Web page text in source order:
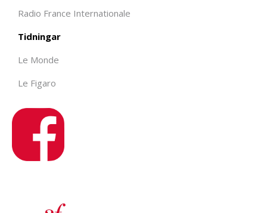
Radio France Internationale
Tidningar
Le Monde
Le Figaro